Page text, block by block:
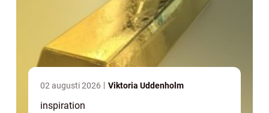
02 augusti 2026 Viktoria Uddenholm
inspiration